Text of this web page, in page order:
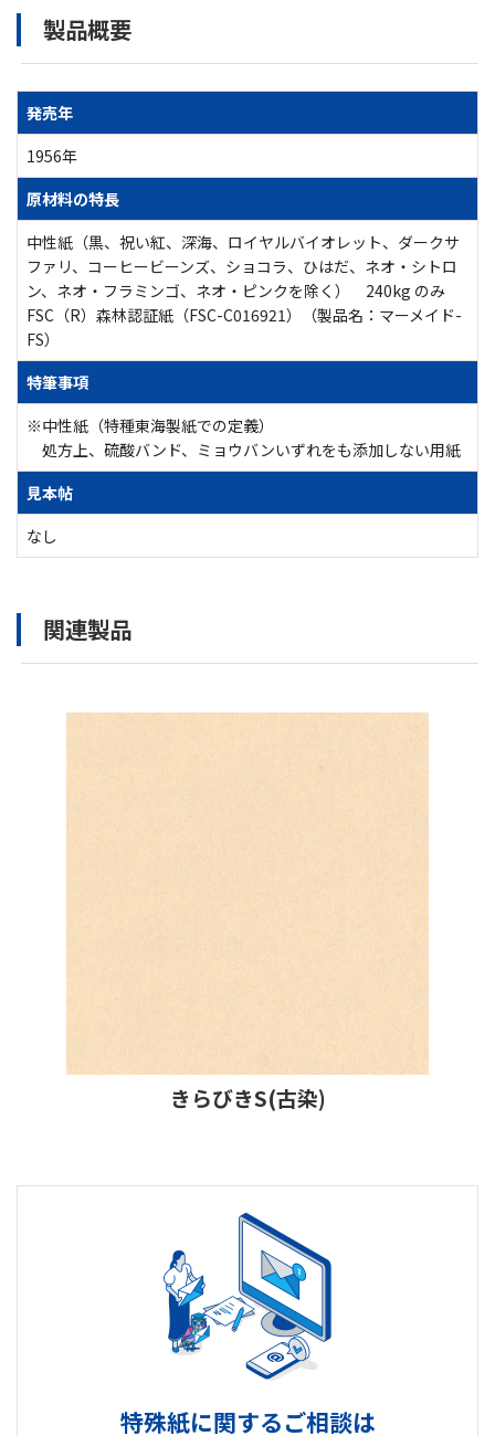
製品概要
発売年
1956年
原材料の特長
中性紙（黒、祝い紅、深海、ロイヤルバイオレット、ダークサ
ファリ、コーヒービーンズ、ショコラ、ひはだ、ネオ・シトロ
ン、ネオ・フラミンゴ、ネオ・ピンクを除く） 240kg のみ
FSC（R）森林認証紙（FSC-C016921）（製品名：マーメイド-
FS）
特筆事項
※中性紙（特種東海製紙での定義）
処方上、硫酸バンド、ミョウバンいずれをも添加しない用紙
見本帖
なし
関連製品
きらびきS(古染)
特殊紙に関するご相談は